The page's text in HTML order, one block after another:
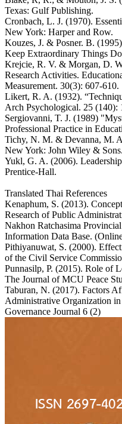
Texas: Gulf Publishing.
Cronbach, L. J. (1970).
New York: Harper and Row.
Kouzes, J. & Posner. B.
Keep Extraordinary Things
Krejcie, R. V. & Morgan, D.
Research Activities.
Measurement. 30(3): 607-610.
Likert, R. A. (1932).
Arch Psychological. 25 (140):
Sergiovanni, T. J. (1989)
Professional Practice in
Tichy, N. M. & Devanna, M.
New York: John Wiley & Sons.
Yukl, G. A. (2006).
Prentice-Hall.
Translated Thai References
Kenaphum, S. (2013).
Research of Public
Nakhon Ratchasima
Information Data Base.
Pithiyanuwat, S. (2000).
of the Civil Service
Punnasilp, P. (2015). Role of
The Journal of MCU Peace
Taburan, N. (2017). Factors
Administrative Organization
Governance Journal 6 (2)